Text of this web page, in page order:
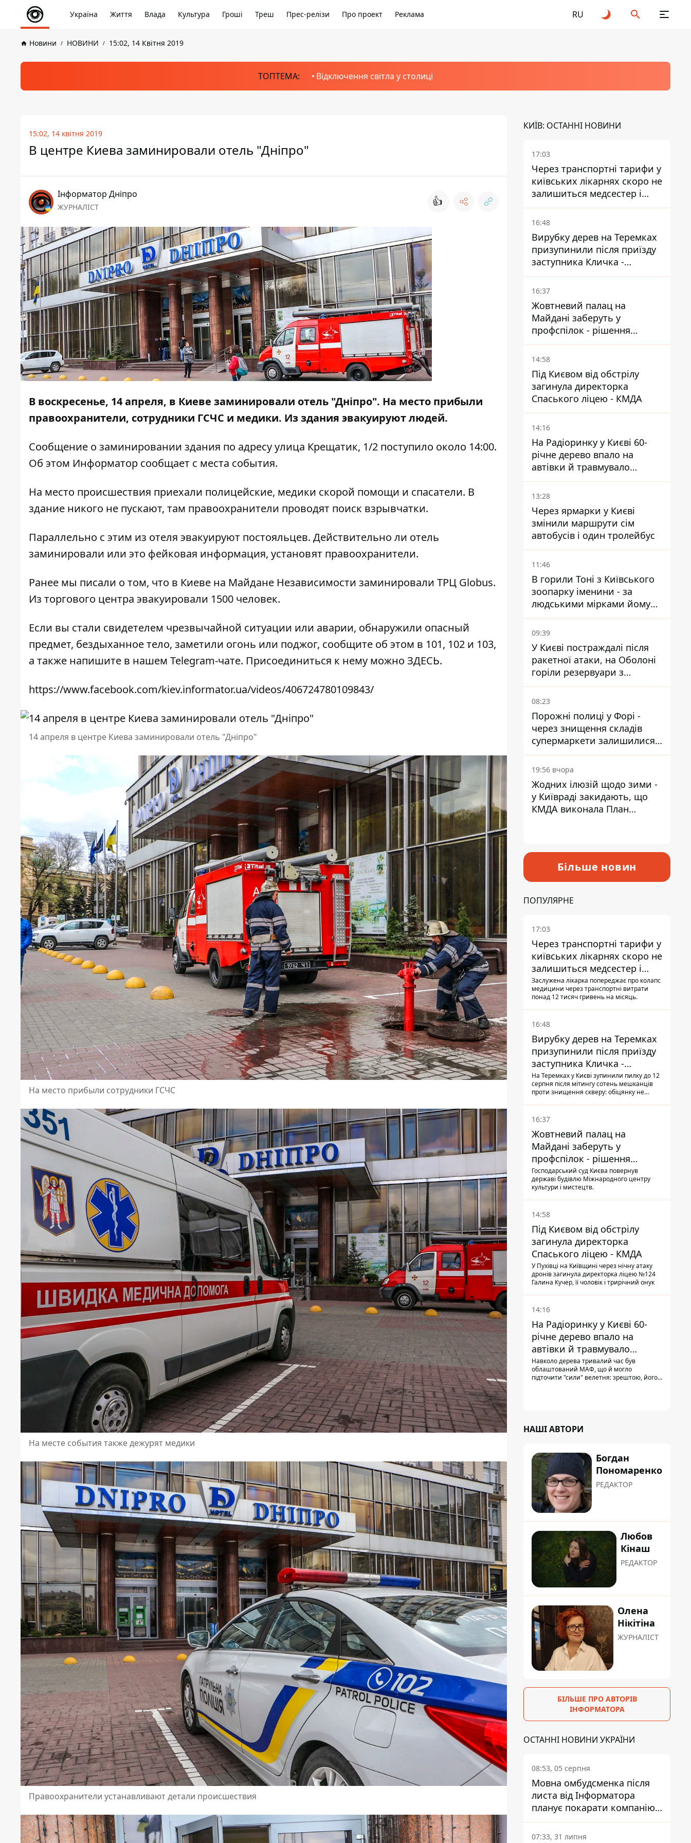
Україна Життя Влада Культура Гроші Треш Прес-релізи Про проект Реклама RU
Новини НОВИНИ 15:02, 14 Квітня 2019
ТОПТЕМА: Відключення світла у столиці
15:02, 14 квітня 2019
В центре Киева заминировали отель "Дніпро"
Інформатор Дніпро
ЖУРНАЛІСТ 👍
В воскресенье, 14 апреля, в Киеве заминировали отель "Дніпро". На место прибыли
правоохранители, сотрудники ГСЧС и медики. Из здания эвакуируют людей.
Сообщение о заминировании здания по адресу улица Крещатик, 1/2 поступило около 14:00.
Об этом Информатор сообщает с места события.
На место происшествия приехали полицейские, медики скорой помощи и спасатели. В
здание никого не пускают, там правоохранители проводят поиск взрывчатки.
Параллельно с этим из отеля эвакуируют постояльцев. Действительно ли отель
заминировали или это фейковая информация, установят правоохранители.
Ранее мы писали о том, что в Киеве на Майдане Независимости заминировали ТРЦ Globus.
Из торгового центра эвакуировали 1500 человек.
Если вы стали свидетелем чрезвычайной ситуации или аварии, обнаружили опасный
предмет, бездыханное тело, заметили огонь или поджог, сообщите об этом в 101, 102 и 103,
а также напишите в нашем Telegram-чате. Присоединиться к нему можно ЗДЕСЬ.
https://www.facebook.com/kiev.informator.ua/videos/406724780109843/
14 апреля в центре Киева заминировали отель "Дніпро"
На место прибыли сотрудники ГСЧС
На месте события также дежурят медики
Правоохранители устанавливают детали происшествия
КИЇВ: ОСТАННІ НОВИНИ
17:03
Через транспортні тарифи у
київських лікарнях скоро не
залишиться медсестер і
санітарок - професор
Голубовська
16:48
Вирубку дерев на Теремках
призупинили після приїзду
заступника Кличка -
почався діалог
16:37
Жовтневий палац на
Майдані заберуть у
профспілок - рішення
Господарського суду
14:58
Під Києвом від обстрілу
загинула директорка
Спаського ліцею - КМДА
14:16
На Радіоринку у Києві 60-
річне дерево впало на
автівки й травмувало
людину - подробиці
13:28
Через ярмарки у Києві
змінили маршрути сім
автобусів і один тролейбус
11:46
В горили Тоні з Київського
зоопарку іменини - за
людськими мірками йому
вже понад 90 років
09:39
У Києві постраждалі після
ракетної атаки, на Оболоні
горіли резервуари з
паливом
08:23
Порожні полиці у Форі -
через знищення складів
супермаркети залишилися
без асортименту
19:56 вчора
Жодних ілюзій щодо зими -
у Київраді закидають, що
КМДА виконала План
Більше новин
ПОПУЛЯРНЕ
17:03
Через транспортні тарифи у
київських лікарнях скоро не
залишиться медсестер і
санітарок - професор
Голубовська
Заслужена лікарка попереджає про колапс
медицини через транспортні витрати
понад 12 тисяч гривень на місяць.
16:48
Вирубку дерев на Теремках
призупинили після приїзду
заступника Кличка -
почався діалог
На Теремках у Києві зупинили пилку до 12
серпня після мітингу сотень мешканців
проти знищення скверу: обіцянку не
прибув налагодити комунікацію
16:37
Жовтневий палац на
Майдані заберуть у
профспілок - рішення
Господарського суду
Господарський суд Києва повернув
державі будівлю Міжнародного центру
культури і мистецтв.
14:58
Під Києвом від обстрілу
загинула директорка
Спаського ліцею - КМДА
У Пухівці на Київщині через нічну атаку
дронів загинула директорка ліцею №124
Галина Кучер, її чоловік і трирічний онук
14:16
На Радіоринку у Києві 60-
річне дерево впало на
автівки й травмувало
людину - подробиці
Навколо дерева тривалий час був
облаштований МАФ, що й могло
підточити "сили" велетня: зрештою, його
НАШІ АВТОРИ
Богдан
Пономаренко
РЕДАКТОР
Любов
Кінаш
РЕДАКТОР
Олена
Нікітіна
ЖУРНАЛІСТ
БІЛЬШЕ ПРО АВТОРІВ
ІНФОРМАТОРА
ОСТАННІ НОВИНИ УКРАЇНИ
08:53, 05 серпня
Мовна омбудсменка після
листа від Інформатора
планує покарати компанію-
підрядника ПриватБанку
07:33, 31 липня